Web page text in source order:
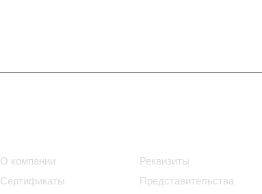
О компании
Сертификаты
Реквизиты
Представительства